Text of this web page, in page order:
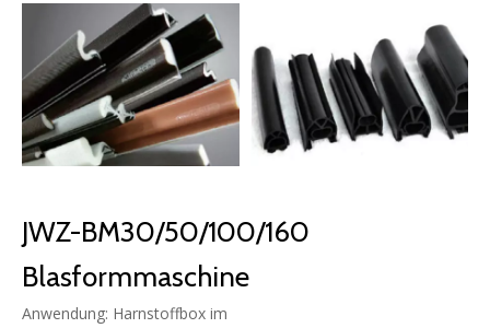
JWZ-BM30/50/100/160
Blasformmaschine
Anwendung: Harnstoffbox im